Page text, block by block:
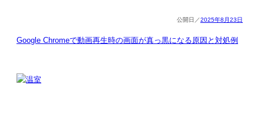
2025年8月23日
Google Chromeで動画再生時の画面が真っ黒になる原因と対処例